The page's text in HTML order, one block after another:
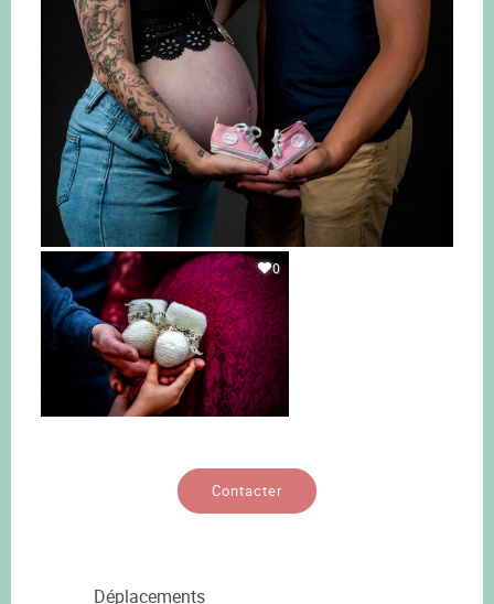
0
Contacter
Déplacements